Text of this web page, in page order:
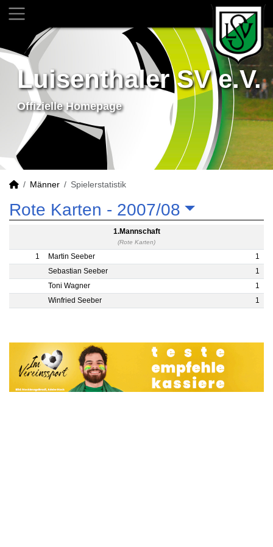
Luisenthaler SV e.V.
Offizielle Homepage
Männer Spielerstatistik
Rote Karten - 2007/08
1.Mannschaft
(Rote Karten)
1 Martin Seeber
1
Sebastian Seeber
1
Toni Wagner
1
Winfried Seeber
1